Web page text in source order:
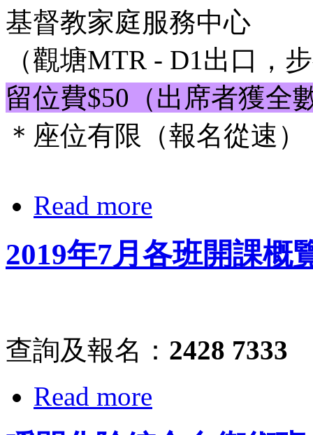
基督教家庭服務中心
（觀塘MTR - D1出口，
留位費$50（出席者獲全
＊座位有限（報名從速）
Read more
2019年7月各班開課概
查詢及報名： 2428 7333
Read more